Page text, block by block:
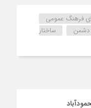
فرهنگ عمومی
دشمن
ساختار